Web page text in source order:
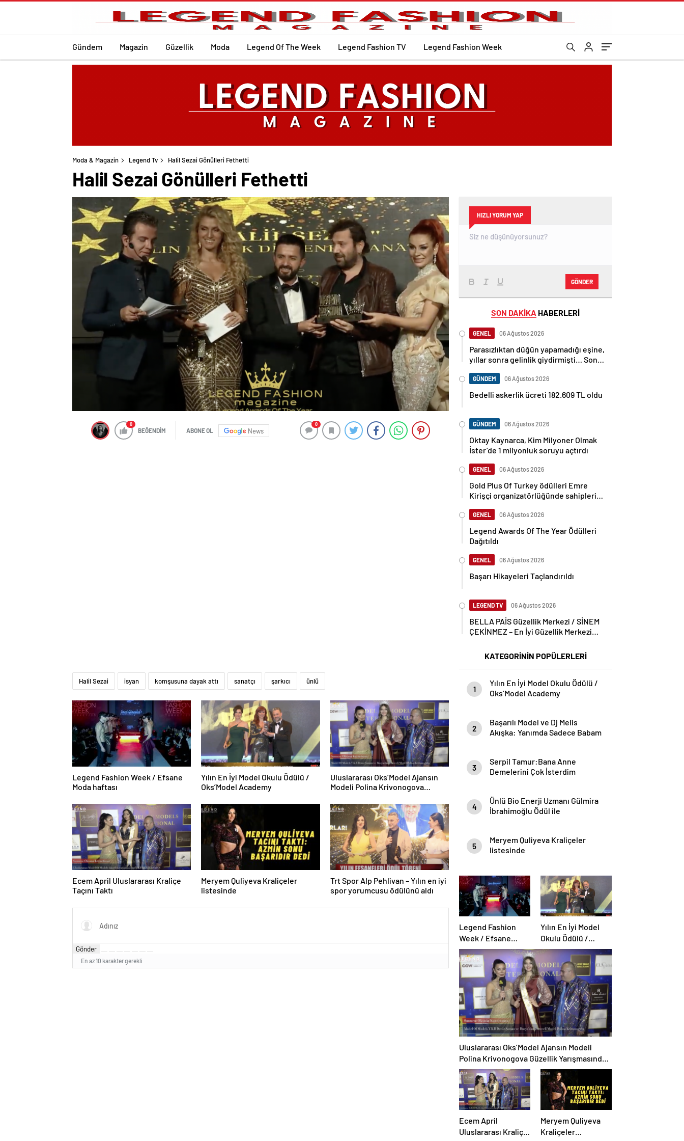
Gündem Magazin Güzellik Moda Legend Of The Week Legend Fashion TV Legend Fashion Week
Moda & Magazin Legend Tv Halil Sezai Gönülleri Fethetti
Halil Sezai Gönülleri Fethetti
0
BEĞENDİM ABONE OL News
0
Halil Sezai isyan komşusuna dayak attı sanatçı şarkıcı ünlü
Legend Fashion Week / Efsane
Moda haftası
Yılın En İyi Model Okulu Ödülü /
Oks’Model Academy
Uluslararası Oks’Model Ajansın
Modeli Polina Krivonogova
sahibi oldu.
Ecem April Uluslararası Kraliçe
Taçını Taktı
Meryem Quliyeva Kraliçeler
listesinde
Trt Spor Alp Pehlivan – Yılın en iyi
spor yorumcusu ödülünü aldı
Gönder
En az 10 karakter gerekli
HIZLI YORUM YAP
GÖNDER
SON DAKİKA HABERLERİ
GENEL 06 Ağustos 2026
Parasızlıktan düğün yapamadığı eşine,
yıllar sonra gelinlik giydirmişti… Son
bir Volkan Konak geçti…
GÜNDEM 06 Ağustos 2026
Bedelli askerlik ücreti 182.609 TL oldu
GÜNDEM 06 Ağustos 2026
Oktay Kaynarca, Kim Milyoner Olmak
İster’de 1 milyonluk soruyu açtırdı
GENEL 06 Ağustos 2026
Gold Plus Of Turkey ödülleri Emre
Kirişçi organizatörlüğünde sahiplerini
GENEL 06 Ağustos 2026
Legend Awards Of The Year Ödülleri
Dağıtıldı
GENEL 06 Ağustos 2026
Başarı Hikayeleri Taçlandırıldı
LEGEND TV 06 Ağustos 2026
BELLA PAİS Güzellik Merkezi / SİNEM
ÇEKİNMEZ – En İyi Güzellik Merkezi
KATEGORİNİN POPÜLERLERİ
1
Yılın En İyi Model Okulu Ödülü /
Oks’Model Academy
2
Başarılı Model ve Dj Melis
Akışka: Yanımda Sadece Babam
3
Serpil Tamur:Bana Anne
Demelerini Çok İsterdim
4
Ünlü Bio Enerji Uzmanı Gülmira
İbrahimoğlu Ödül ile
5
Meryem Quliyeva Kraliçeler
listesinde
Legend Fashion
Week / Efsane
Moda haftası
Yılın En İyi Model
Okulu Ödülü /
Oks’Model Academy
Uluslararası Oks’Model Ajansın Modeli
Polina Krivonogova Güzellik Yarışmasında
Tacın sahibi oldu.
Ecem April
Uluslararası Kraliçe
Meryem Quliyeva
Kraliçeler